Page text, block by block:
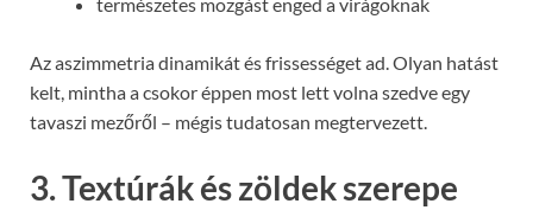
Az aszimmetria dinamikát és frissességet ad. Olyan hatást
kelt, mintha a csokor éppen most lett volna szedve egy
tavaszi mezőről – mégis tudatosan megtervezett.
3. Textúrák és zöldek szerepe